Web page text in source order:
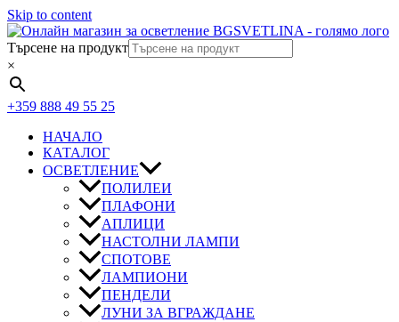
Skip to content
Търсене на продукт
×
+359 888 49 55 25
НАЧАЛО
КАТАЛОГ
ОСВЕТЛЕНИЕ
ПОЛИЛЕИ
ПЛАФОНИ
АПЛИЦИ
НАСТОЛНИ ЛАМПИ
СПОТОВЕ
ЛАМПИОНИ
ПЕНДЕЛИ
ЛУНИ ЗА ВГРАЖДАНЕ